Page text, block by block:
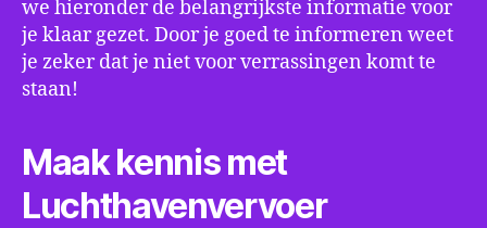
we hieronder de belangrijkste informatie voor
je klaar gezet. Door je goed te informeren weet
je zeker dat je niet voor verrassingen komt te
staan!
Maak kennis met
Luchthavenvervoer